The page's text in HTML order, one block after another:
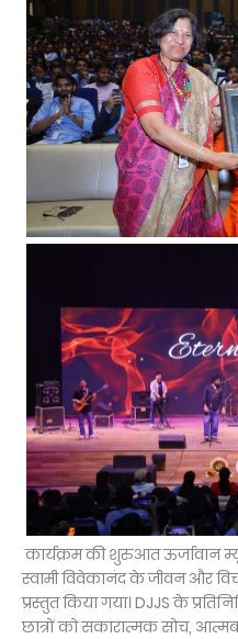
कार्यक्रम की शुरुआत ऊर्जावान
स्वामी विवेकानंद के जीवन और
प्रस्तुत किया गया। DJJS के
छात्रों को सकारात्मक सोच,